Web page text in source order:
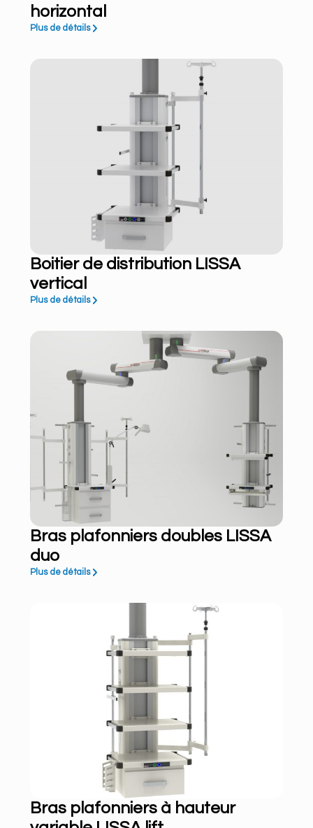
horizontal
Plus de détails
Boitier de distribution LISSA
vertical
Plus de détails
Bras plafonniers doubles LISSA
duo
Plus de détails
Bras plafonniers à hauteur